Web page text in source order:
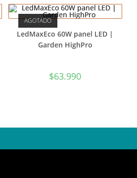
AGOTADO
LedMaxEco 60W panel LED |
Garden HighPro
$63.990